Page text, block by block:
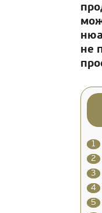
не
1
2
3
4
5